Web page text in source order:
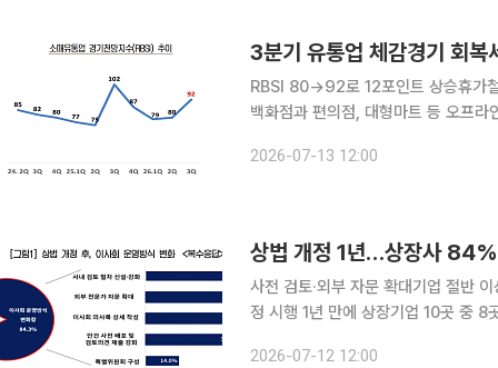
3분기 유통업 체감경기 회
RBSI 80→92로 12포인트 상승휴가철·외국인 관광
백화점과 편의점, 대형마트 등 오프
유통업체 500개사를 대상으로 실시
2026-07-13 12:00
상법 개정 1년…상장사
사전 검토·외부 자문 확대기업 절반 이상 “소송 우려 커져” 이
정 시행 1년 만에 상장기업 10곳 중 8
의소는 상장기업 300개사를 대상으
2026-07-12 12:00